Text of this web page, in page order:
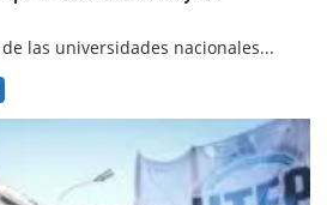
las universidades nacionales...